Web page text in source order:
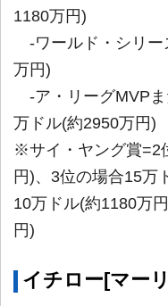
1180万円)
-ワールド・シリー
万円)
-ア・リーグMVP
万ドル(約2950万円)
※サイ・ヤング賞=2
円)、3位の場合15万
10万ドル(約1180万
円)
イチロー[マー